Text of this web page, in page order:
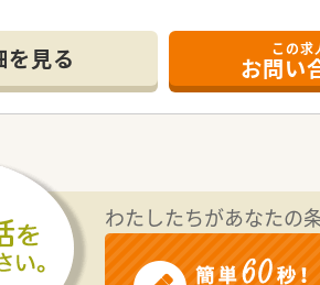
度もございます。育休取得者2021年度
離職率3％です！
申請・更新も会社負担で行うことが可
配置している為、休みも取りやすい環
。時給制ですが、賞与の支給も有りま
厚生も充実です！
！
を見る この求
お問い
わたしたちがあなたの